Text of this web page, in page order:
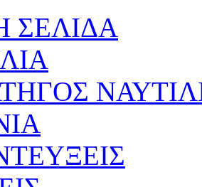
ΣΕΛΙΔΑ